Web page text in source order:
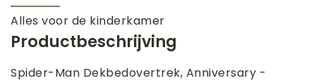
Alles voor de kinderkamer
Productbeschrijving
Spider-Man Dekbedovertrek, Anniversary -